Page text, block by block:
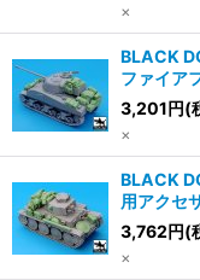
×
BLACK
ファイア
3,201円(
×
BLACK
用アクセ
3,762円(
×